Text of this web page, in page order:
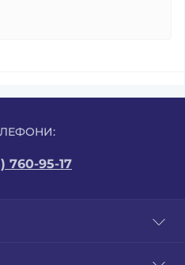
760-95-17